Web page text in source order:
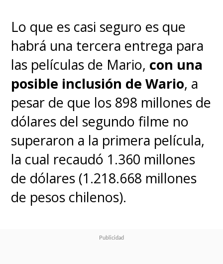
Lo que es casi seguro es que
habrá una tercera entrega para
las películas de Mario, con una
posible inclusión de Wario, a
pesar de que los 898 millones de
dólares del segundo filme no
superaron a la primera película,
la cual recaudó 1.360 millones
de dólares (1.218.668 millones
de pesos chilenos).